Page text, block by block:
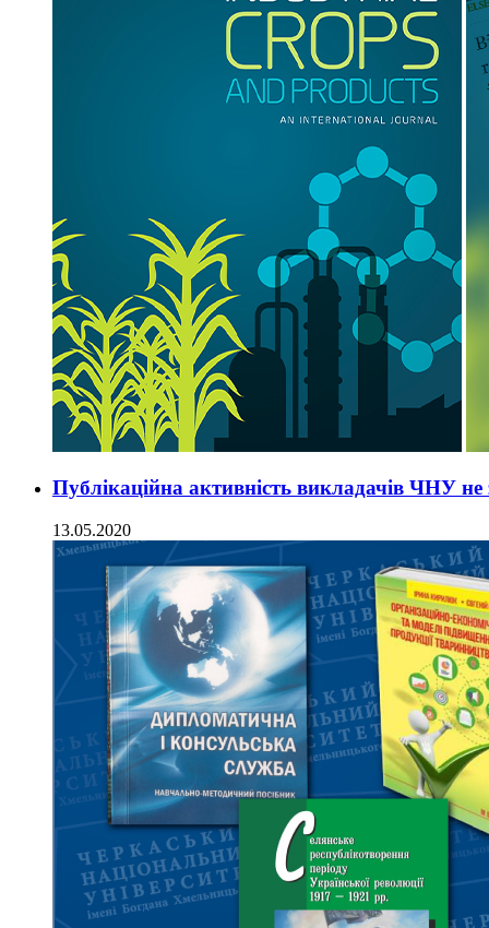
Публікаційна активність викладачів ЧНУ
13.05.2020